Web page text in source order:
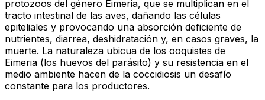
protozoos del género Eimeria, que se multiplican en el
tracto intestinal de las aves, dañando las células
epiteliales y provocando una absorción deficiente de
nutrientes, diarrea, deshidratación y, en casos graves, la
muerte. La naturaleza ubicua de los ooquistes de
Eimeria (los huevos del parásito) y su resistencia en el
medio ambiente hacen de la coccidiosis un desafío
constante para los productores.